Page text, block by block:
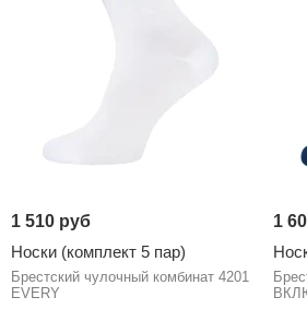
1 510 руб
Носки (комплект 5 пар)
Брестский чулочный комбинат 4201
EVERY
1